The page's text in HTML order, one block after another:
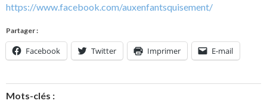
https://www.facebook.com/auxenfantsquisement/
Partager :
Facebook Twitter Imprimer E-mail
Mots-clés :